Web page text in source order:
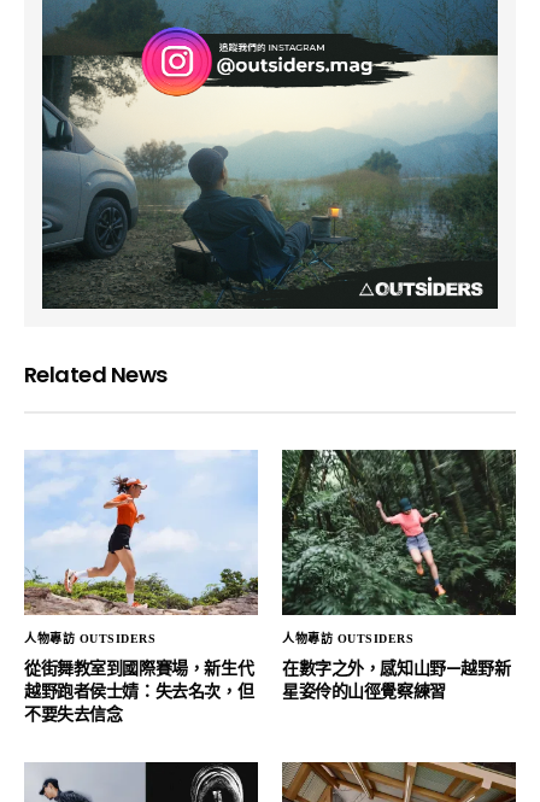
Related News
人物專訪 OUTSIDERS
從街舞教室到國際賽場，新生代
越野跑者侯士婧：失去名次，但
不要失去信念
人物專訪 OUTSIDERS
在數字之外，感知山野—越野新
星姿伶的山徑覺察練習